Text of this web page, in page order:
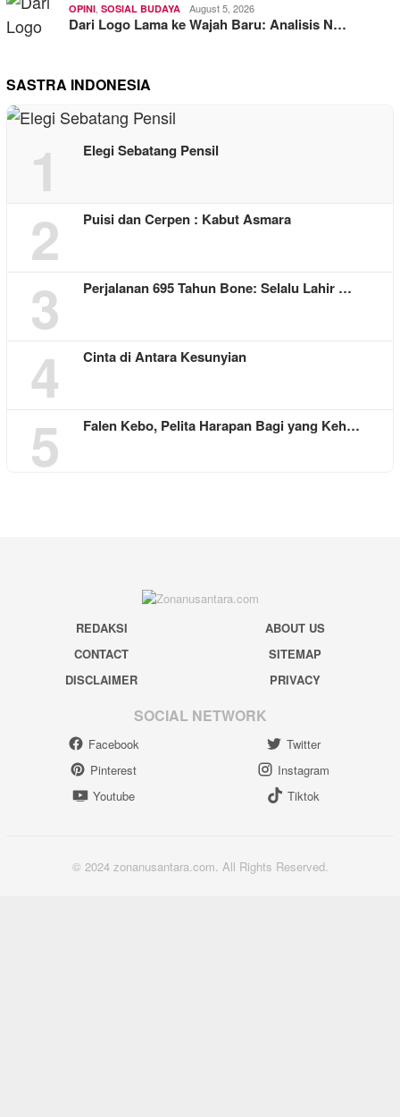
OPINI, SOSIAL BUDAYA August 5, 2026
Dari Logo Lama ke Wajah Baru: Analisis N…
SASTRA INDONESIA
1 Elegi Sebatang Pensil
2 Puisi dan Cerpen : Kabut Asmara
3 Perjalanan 695 Tahun Bone: Selalu Lahir …
4 Cinta di Antara Kesunyian
5 Falen Kebo, Pelita Harapan Bagi yang Keh…
REDAKSI
ABOUT US
CONTACT
SITEMAP
DISCLAIMER
PRIVACY
SOCIAL NETWORK
Facebook
Twitter
Pinterest
Instagram
Youtube
Tiktok
© 2024 zonanusantara.com. All Rights Reserved.